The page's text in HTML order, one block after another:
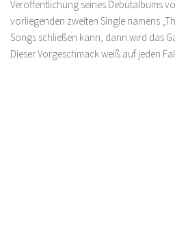
Veröffentlichung seines Debütalbums
vorliegenden zweiten Single namens
Songs schließen kann, dann wird das
Dieser Vorgeschmack weiß auf jeden